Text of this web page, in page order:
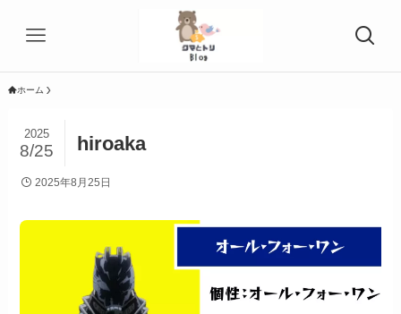
ホーム
hiroaka
2025
8/25
2025年8月25日